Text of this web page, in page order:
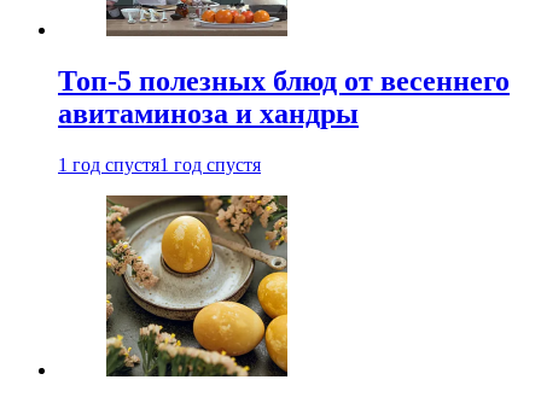
Топ-5 полезных блюд от весеннего
авитаминоза и хандры
1 год спустя1 год спустя